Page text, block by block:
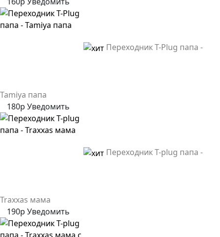
Переходник T-Plug папа -
Tamiya папа
180р Уведомить
Переходник T-plug папа -
Traxxas мама
190р Уведомить